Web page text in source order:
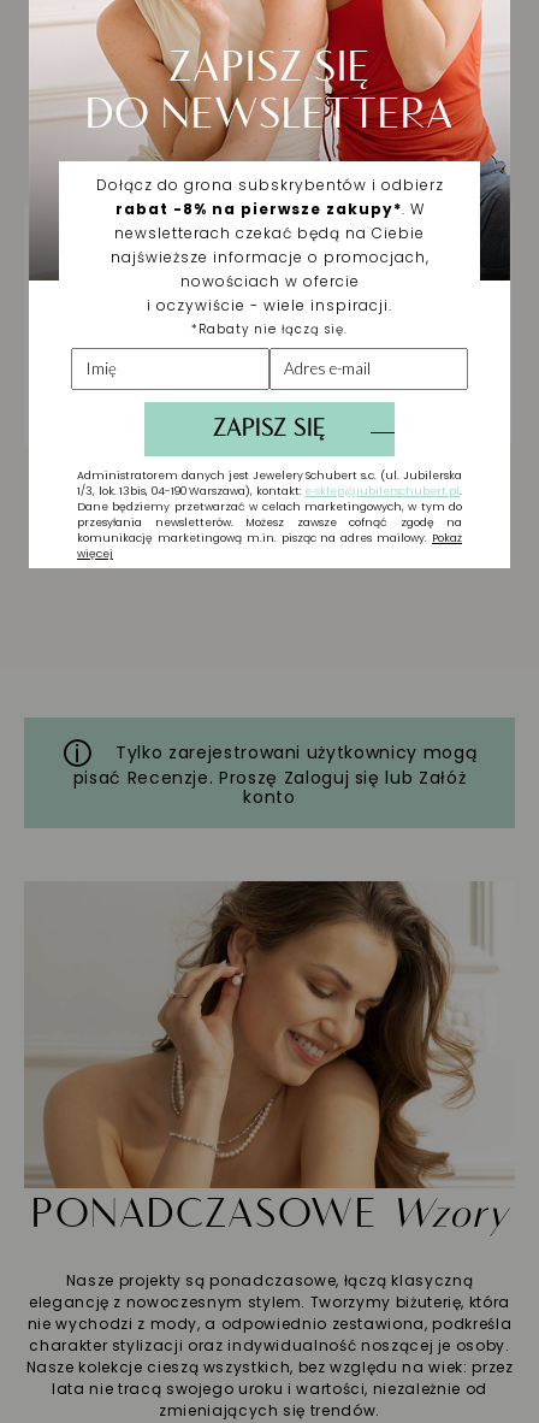
Biżuteria wybrana dla
Ciebie
Tylko zarejestrowani użytkownicy mogą
pisać Recenzje. Proszę Zaloguj się lub Załóż
konto
PONADCZASOWE Wzory
Nasze projekty są ponadczasowe, łączą klasyczną
elegancję z nowoczesnym stylem. Tworzymy biżuterię, która
nie wychodzi z mody, a odpowiednio zestawiona, podkreśla
charakter stylizacji oraz indywidualność noszącej je osoby.
Nasze kolekcje cieszą wszystkich, bez względu na wiek: przez
lata nie tracą swojego uroku i wartości, niezależnie od
zmieniających się trendów.